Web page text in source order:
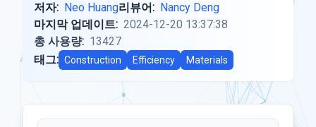
저자: Neo Huang리뷰어: Nancy Deng
마지막 업데이트: 2024-12-20 13:37:38
총 사용량: 13427
태그: Construction Efficiency Materials